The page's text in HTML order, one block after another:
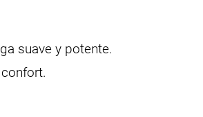
suave y potente.